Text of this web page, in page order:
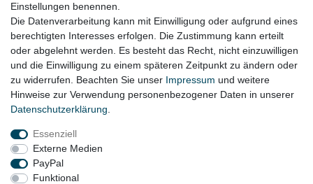
Lieferzeit etwa 1 bis 3 Werktage
Einstellungen benennen.
Die Datenverarbeitung kann mit Einwilligung oder aufgrund eines
berechtigten Interesses erfolgen. Die Zustimmung kann erteilt
oder abgelehnt werden. Es besteht das Recht, nicht einzuwilligen
und die Einwilligung zu einem späteren Zeitpunkt zu ändern oder
zu widerrufen. Beachten Sie unser Impressum und weitere
Hinweise zur Verwendung personenbezogener Daten in unserer
Daten­schutz­erklärung
Essenziell
Externe Medien
PayPal
Funktional
Impressum
Widerrufs­recht